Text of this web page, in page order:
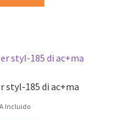
styl-185 di ac+ma
Incluido